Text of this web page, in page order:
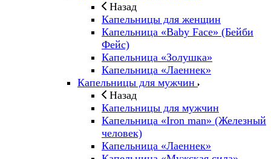
Назад
Капельницы для женщин
Капельница «Baby Face» (Бейби
Фейс)
Капельница «Золушка»
Капельница «Лаеннек»
Капельницы для мужчин
Назад
Капельницы для мужчин
Капельница «Iron man» (Железный
человек)
Капельница «Лаеннек»